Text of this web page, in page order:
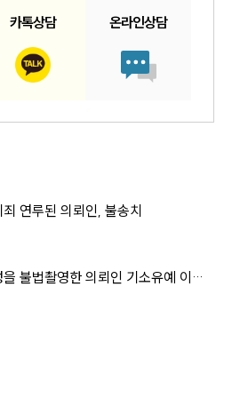
카톡상담 온라인상담
연루된 의뢰인, 불송치
원주법률상담 | 옆자리 여성을 불법촬영한 의뢰인 기소유예 이끈 원주변호사